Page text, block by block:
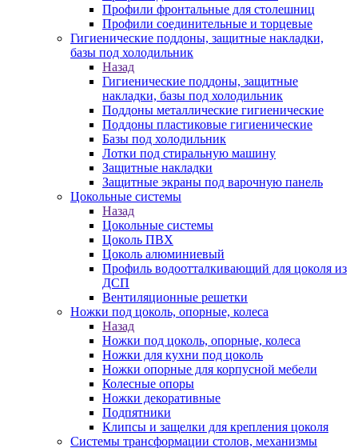
Профили фронтальные для столешниц
Профили соединительные и торцевые
Гигиенические поддоны, защитные накладки,
базы под холодильник
Назад
Гигиенические поддоны, защитные
накладки, базы под холодильник
Поддоны металлические гигиенические
Поддоны пластиковые гигиенические
Базы под холодильник
Лотки под стиральную машину
Защитные накладки
Защитные экраны под варочную панель
Цокольные системы
Назад
Цокольные системы
Цоколь ПВХ
Цоколь алюминиевый
Профиль водоотталкивающий для цоколя из
ДСП
Вентиляционные решетки
Ножки под цоколь, опорные, колеса
Назад
Ножки под цоколь, опорные, колеса
Ножки для кухни под цоколь
Ножки опорные для корпусной мебели
Колесные опоры
Ножки декоративные
Подпятники
Клипсы и защелки для крепления цоколя
Системы трансформации столов, механизмы